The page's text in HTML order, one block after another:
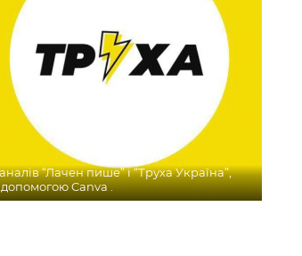
“Лачен пише” і “Труха Україна”,
Canva .